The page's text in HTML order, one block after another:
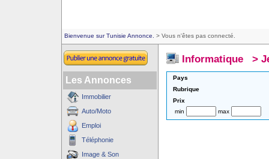
Bienvenue sur Tunisie Annonce. > Vous n'êtes pas connecté.
Les Annonces
Immobilier
Auto/Moto
Emploi
Téléphonie
Image & Son
Informatique >
Pays
Rubrique
Prix
min
max